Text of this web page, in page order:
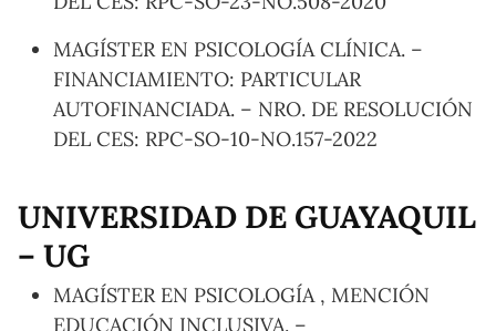
MAGÍSTER EN PSICOLOGÍA CLÍNICA. –
FINANCIAMIENTO: PARTICULAR
AUTOFINANCIADA. – NRO. DE RESOLUCIÓN
DEL CES: RPC-SO-10-NO.157-2022
UNIVERSIDAD DE GUAYAQUIL
– UG
MAGÍSTER EN PSICOLOGÍA , MENCIÓN
EDUCACIÓN INCLUSIVA. –